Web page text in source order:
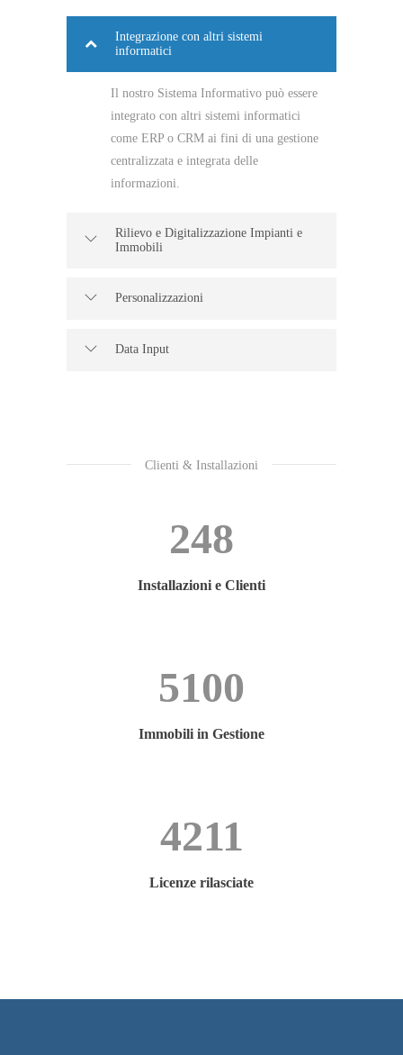
Integrazione con altri sistemi
informatici
Il nostro Sistema Informativo può essere
integrato con altri sistemi informatici
come ERP o CRM ai fini di una gestione
centralizzata e integrata delle
informazioni.
Rilievo e Digitalizzazione Impianti e
Immobili
Personalizzazioni
Data Input
Clienti & Installazioni
248
Installazioni e Clienti
5100
Immobili in Gestione
4211
Licenze rilasciate